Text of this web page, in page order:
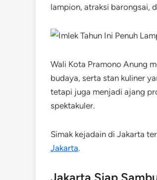
lampion, atraksi barongsai,
Wali Kota Pramono Anung
budaya, serta stan kuliner
tetapi juga menjadi ajang
spektakuler.
Simak kejadain di Jakarta
Jakarta.